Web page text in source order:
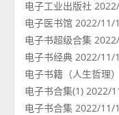
电子工业出版社
电子医书馆 2022/11/
电子书超级合集
电子书经典 2022/11/
电子书籍（人生哲理
电子书合集(1) 2022/
电子书合集 2022/11/